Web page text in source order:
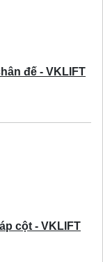
đế - VKLIFT
cột - VKLIFT